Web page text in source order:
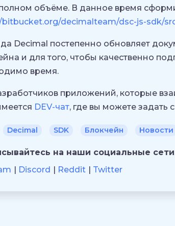
полном объёме. В данное время
decimalteam/dsc-js-sdk/
Decimal постепенно обновляет
и для того, чтобы качественно
время.
приложений, которые
DEV-чат, где вы можете задать
Decimal SDK Блокчейн Новости
на наши социальные
Discord Reddit Twitter